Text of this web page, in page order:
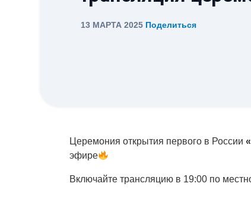
13 МАРТА 2025 Поделиться
Церемония открытия первого в России
эфире
Включайте трансляцию в 19:00 по